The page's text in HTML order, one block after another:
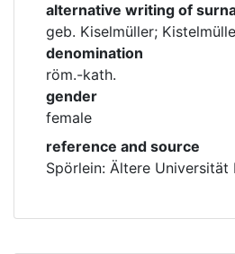
alternative writing of
geb. Kiselmüller;
denomination
röm.-kath.
gender
female
reference and source
Spörlein: Ältere Universität